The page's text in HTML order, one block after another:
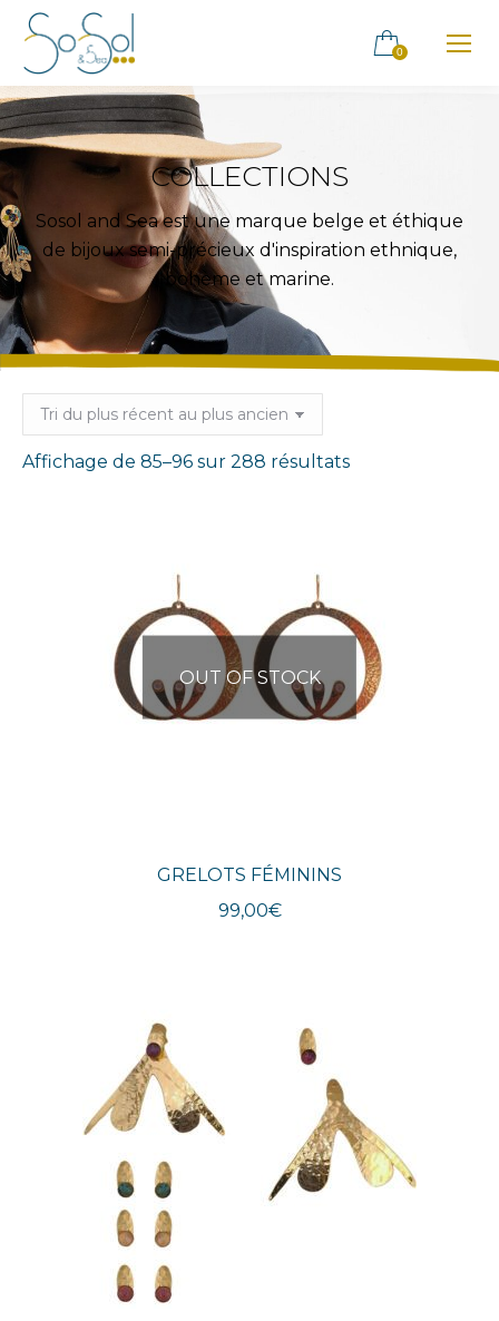
0
COLLECTIONS
Sosol and Sea est une marque belge et éthique
de bijoux semi-précieux d'inspiration ethnique,
bohème et marine.
Affichage de 85–96 sur 288 résultatsTrié
plus
ancien
OUT OF STOCK
GRELOTS FÉMININS
99,00€